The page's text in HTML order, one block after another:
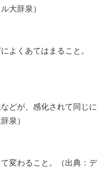
大辞泉）
よくあてはまること。
どが、感化されて同じに
泉）
変わること。（出典：デ